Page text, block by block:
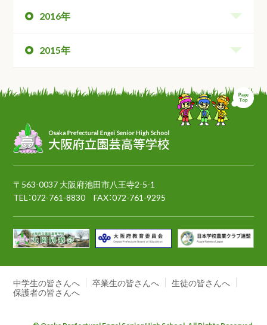
2016年
2015年
ペ
〒563-0037 大阪府池田市八王寺2-5-1
TEL：072-761-8830 FAX：072-761-9295
中学生の皆さんへ 卒業生の皆さんへ
生徒の皆さんへ
保護者の皆さんへ